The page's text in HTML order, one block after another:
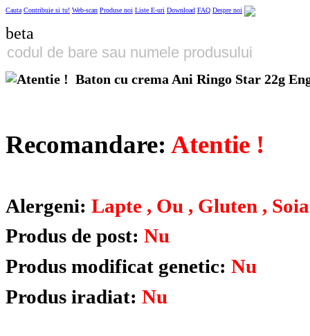
Cauta Contribuie si tu! Web-scan Produse noi Liste E-uri Download FAQ Despre noi
beta
Baton cu crema Ani Ringo Star 22g
Recomandare: Atentie !
Alergeni: Lapte , Ou , Gluten ,
Produs de post: Nu
Produs modificat genetic: Nu
Produs iradiat: Nu